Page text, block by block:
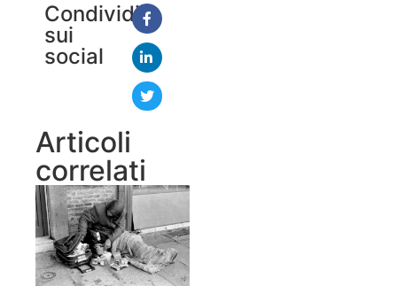
Condividi
sui
social
Articoli
correlati